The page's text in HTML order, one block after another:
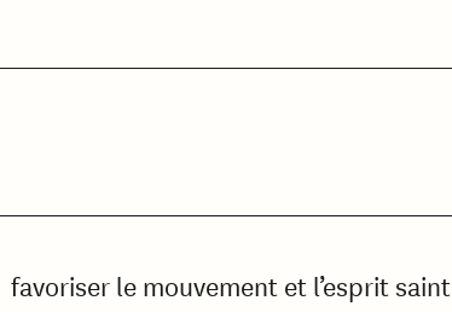
le mouvement et l’esprit saint